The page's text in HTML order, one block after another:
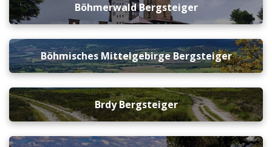
Böhmerwald Bergsteiger
Böhmisches Mittelgebirge Bergsteiger
Brdy Bergsteiger